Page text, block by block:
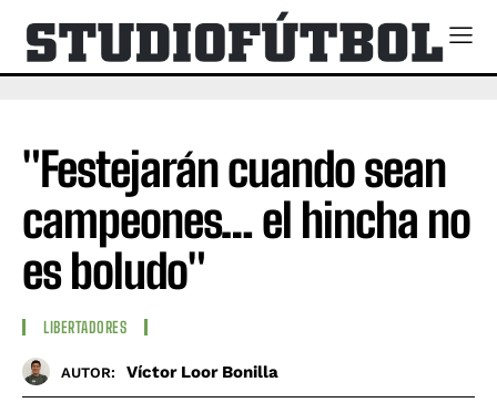
"Festejarán cuando sean
campeones… el hincha no
es boludo"
LIBERTADORES
AUTOR: Víctor Loor Bonilla